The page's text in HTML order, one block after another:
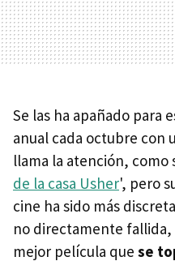
Se las ha apañado para
anual cada octubre con
llama la atención, como
de la casa Usher', pero
cine ha sido más
no directamente fallida,
mejor película que se